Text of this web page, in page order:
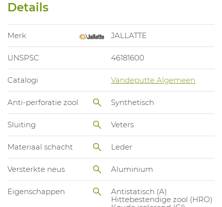
Details
Merk JALLATTE
UNSPSC 46181600
Catalogi Vandeputte Algemeen
Anti-perforatie zool Synthetisch
Sluiting Veters
Materiaal schacht Leder
Versterkte neus Aluminium
Eigenschappen
Antistatisch (A)
Hittebestendige zool (HRO)